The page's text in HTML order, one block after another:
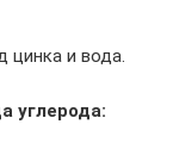
цинка и вода.
углерода: